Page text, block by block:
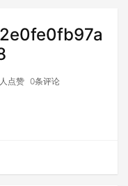
点赞 0条评论